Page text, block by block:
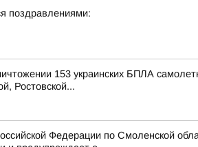
поздравлениями:
153 украинских БПЛА
Ростовской...
Федерации по Смоленской